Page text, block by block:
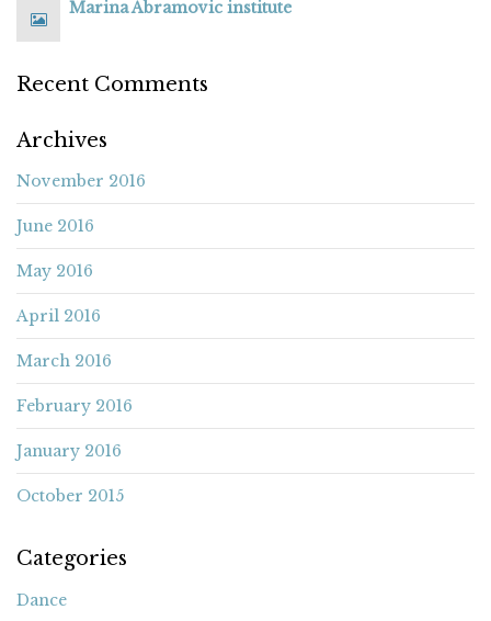
Marina Abramovic institute
Recent Comments
Archives
November 2016
June 2016
May 2016
April 2016
March 2016
February 2016
January 2016
October 2015
Categories
Dance